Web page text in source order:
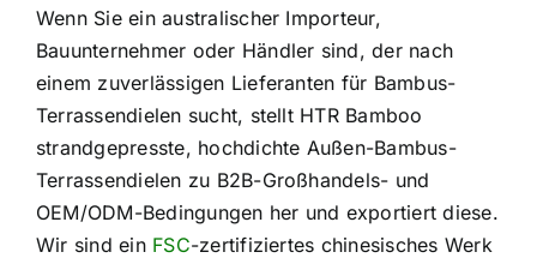
Kontakt
Wenn Sie ein australischer Importeur,
Bauunternehmer oder Händler sind, der nach
einem zuverlässigen Lieferanten für Bambus-
Terrassendielen sucht, stellt HTR Bamboo
strandgepresste, hochdichte Außen-Bambus-
Terrassendielen zu B2B-Großhandels- und
OEM/ODM-Bedingungen her und exportiert diese.
Wir sind ein FSC-zertifiziertes chinesisches Werk